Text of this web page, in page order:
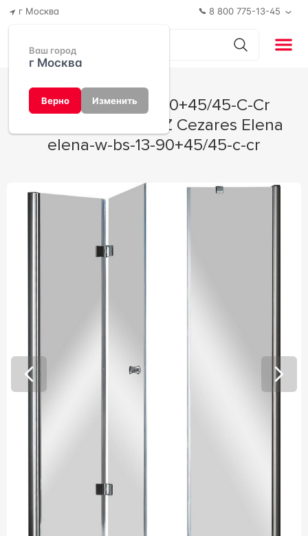
г Москва
Ваш город
г Москва
Верно Изменить
8 800 775-13-45
ELENA-W-BS-13-90+45/45-C-Cr
Душевая дверь ZZ Cezares Elena
elena-w-bs-13-90+45/45-c-cr